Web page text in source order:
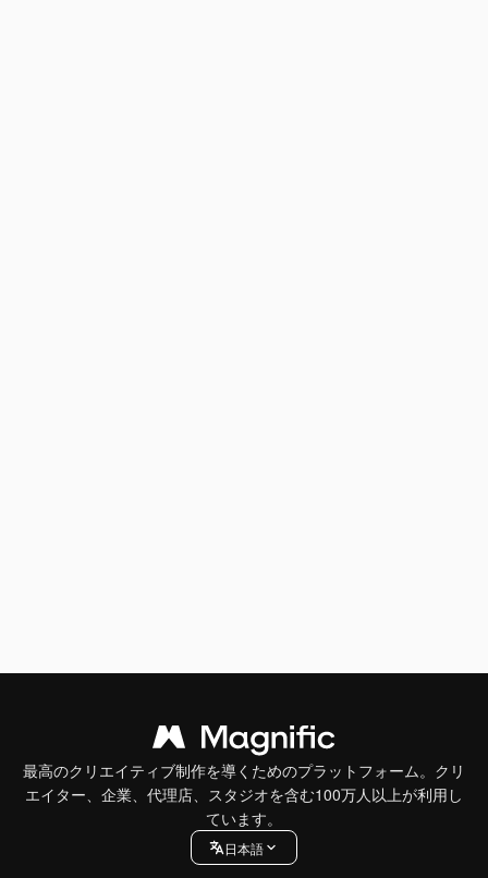
最高のクリエイティブ制作を導くためのプラットフォーム。クリ
エイター、企業、代理店、スタジオを含む100万人以上が利用し
ています。
日本語